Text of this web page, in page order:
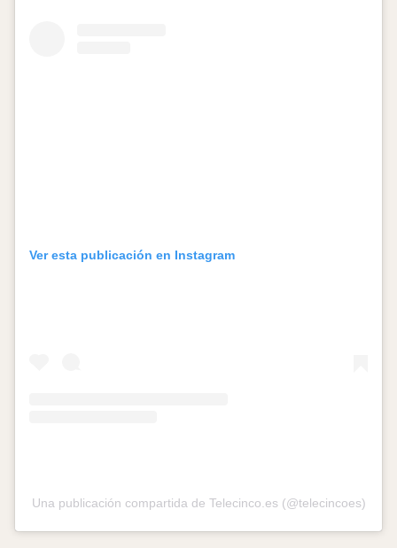
Ver esta publicación en Instagram
Una publicación compartida de Telecinco.es (@telecincoes)